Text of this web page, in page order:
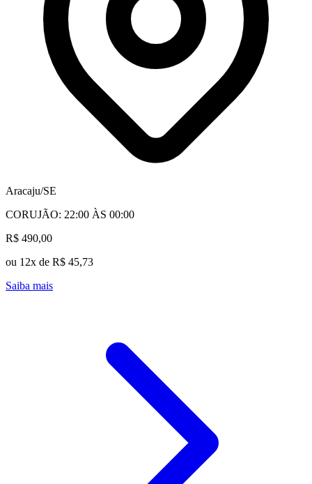
Aracaju/SE
CORUJÃO: 22:00 ÀS 00:00
R$ 490,00
ou 12x de R$ 45,73
Saiba mais